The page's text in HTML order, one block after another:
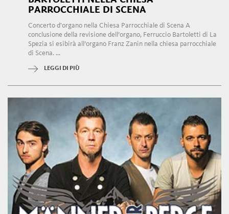
PARROCCHIALE DI SCENA
Concerto d'organo nella Chiesa Parrocchiale di Scena A
conclusione della revisione dell’organo, Ferruccio Bartoletti di La
Spezia si esibirà all’organo Franz Zanin nella chiesa parrocchiale
di Scena. ...
LEGGI DI PIÙ